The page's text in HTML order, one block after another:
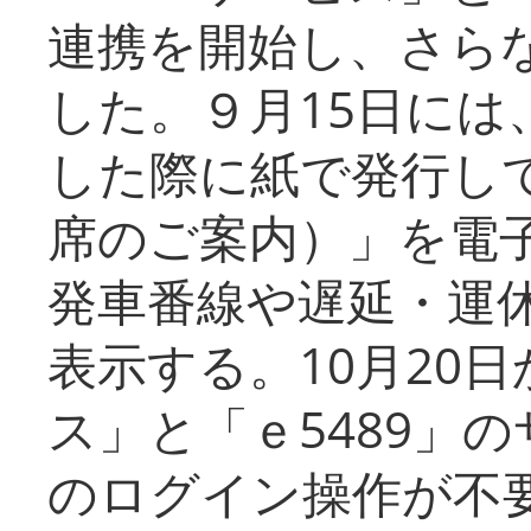
連携を開始し、さら
した。９月15日に
した際に紙で発行し
席のご案内）」を電
発車番線や遅延・運
表示する。10月20
ス」と「ｅ5489」
のログイン操作が不